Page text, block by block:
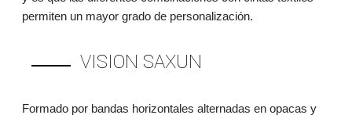
permiten un mayor grado de personalización.
VISION SAXUN
Formado por bandas horizontales alternadas en opacas y